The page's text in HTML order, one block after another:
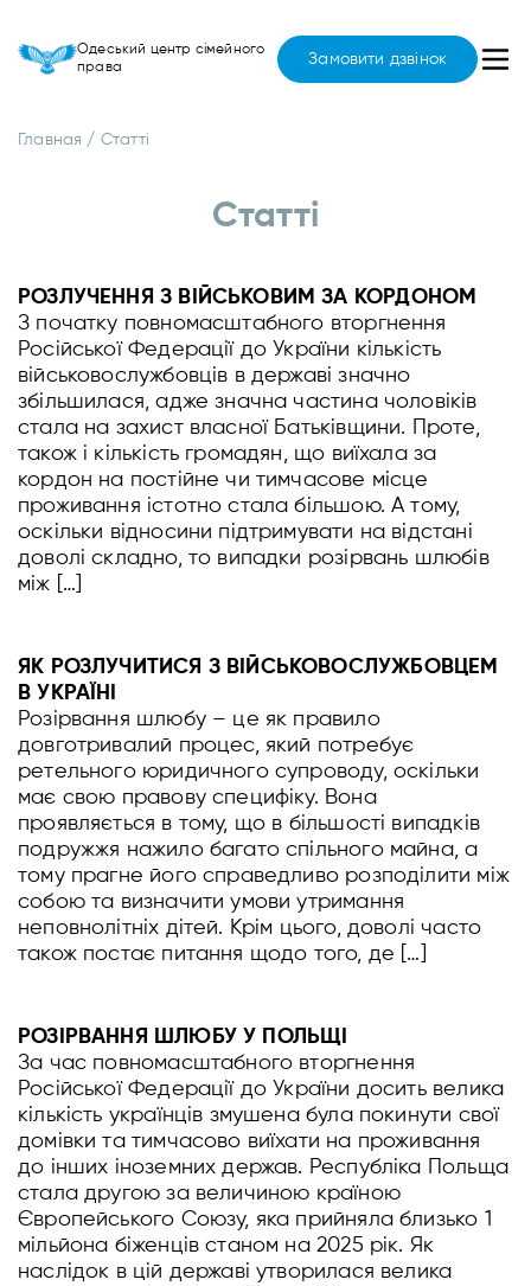
Одеський центр сімейного
права
Замовити дзвінок
Главная / Статті
Статті
РОЗЛУЧЕННЯ З ВІЙСЬКОВИМ ЗА КОРДОНОМ
З початку повномасштабного вторгнення
Російської Федерації до України кількість
військовослужбовців в державі значно
збільшилася, адже значна частина чоловіків
стала на захист власної Батьківщини. Проте,
також і кількість громадян, що виїхала за
кордон на постійне чи тимчасове місце
проживання істотно стала більшою. А тому,
оскільки відносини підтримувати на відстані
доволі складно, то випадки розірвань шлюбів
між […]
ЯК РОЗЛУЧИТИСЯ З ВІЙСЬКОВОСЛУЖБОВЦЕМ
В УКРАЇНІ
Розірвання шлюбу – це як правило
довготривалий процес, який потребує
ретельного юридичного супроводу, оскільки
має свою правову специфіку. Вона
проявляється в тому, що в більшості випадків
подружжя нажило багато спільного майна, а
тому прагне його справедливо розподілити між
собою та визначити умови утримання
неповнолітніх дітей. Крім цього, доволі часто
також постає питання щодо того, де […]
РОЗІРВАННЯ ШЛЮБУ У ПОЛЬЩІ
За час повномасштабного вторгнення
Російської Федерації до України досить велика
кількість українців змушена була покинути свої
домівки та тимчасово виїхати на проживання
до інших іноземних держав. Республіка Польща
стала другою за величиною країною
Європейського Союзу, яка прийняла близько 1
мільйона біженців станом на 2025 рік. Як
наслідок в цій державі утворилася велика